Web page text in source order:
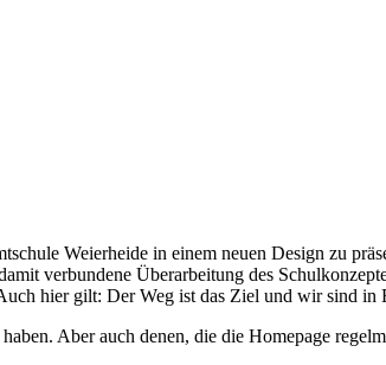
Weierheide in einem neuen Design zu
verbundene Überarbeitung des
hier gilt: Der Weg ist das Ziel und wir sind in
Aber auch denen, die die Homepage